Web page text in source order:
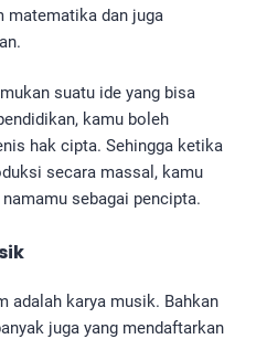
matematika dan juga
suatu ide yang bisa
kamu boleh
hak cipta. Sehingga ketika
secara massal, kamu
sebagai pencipta.
adalah karya musik. Bahkan
juga yang mendaftarkan